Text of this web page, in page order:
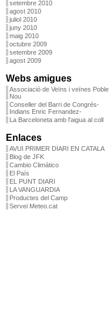
setembre 2010
agost 2010
juliol 2010
juny 2010
maig 2010
octubre 2009
setembre 2009
agost 2009
Webs amigues
Associació de Veïns i veïnes Poble
Nou
Conseller del Barri de Congrés-
Indians Enric Fernandez-
La Barceloneta amb l'aigua al coll
Enlaces
AVUI PRIMER DIARI EN CATALA
Blog de JFK
Cambio Climático
El País
EL PUNT DIARI
LA VANGUARDIA
Productes del Camp
Servei Meteo.cat